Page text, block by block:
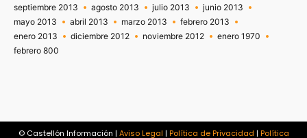
septiembre 2013
agosto 2013 julio 2013
junio 2013
mayo 2013
abril 2013 marzo 2013
febrero 2013
enero 2013
diciembre 2012 noviembre 2012
enero 1970
febrero 800
© Castellón Información | Aviso Legal | Política de Privacidad | Política